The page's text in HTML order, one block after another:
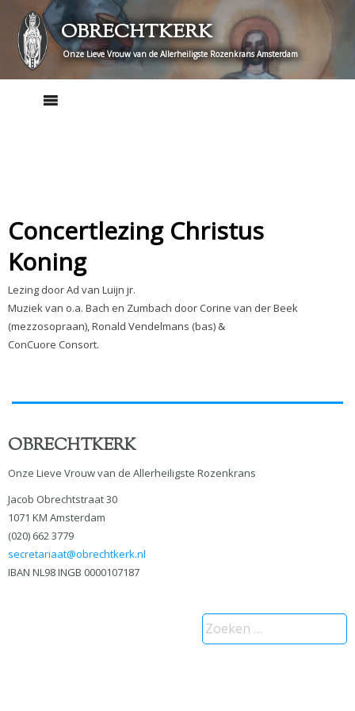
content
OBRECHTKERK
Onze Lieve Vrouw van de Allerheiligste Rozenkrans Amsterdam
Concertlezing Christus
Koning
Lezing door Ad van Luijn jr.
Muziek van o.a. Bach en Zumbach door Corine van der Beek
(mezzosopraan), Ronald Vendelmans (bas) &
ConCuore Consort.
OBRECHTKERK
Onze Lieve Vrouw van de Allerheiligste Rozenkrans
Jacob Obrechtstraat 30
1071 KM Amsterdam
(020) 662 3779
secretariaat@obrechtkerk.nl
IBAN NL98 INGB 0000107187
Zoeken
naar: